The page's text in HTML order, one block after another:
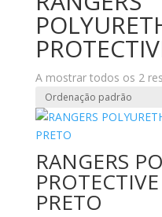
A mostrar todos os 2
RANGERS
PRETO